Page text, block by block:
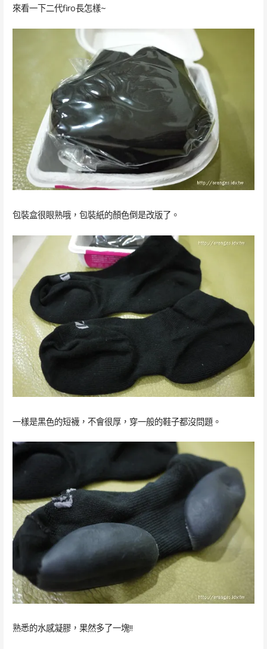
來看一下二代firo長怎樣~
包裝盒很眼熟哦，包裝紙的顏色倒是改版了。
一樣是黑色的短襪，不會很厚，穿一般的鞋子都沒問題。
熟悉的水感凝膠，果然多了一塊!!